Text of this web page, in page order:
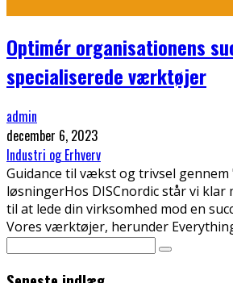
Optimér organisationens
specialiserede værktøjer
admin
december 6, 2023
Industri og Erhverv
Guidance til vækst og trivsel gennem
løsningerHos DISCnordic står vi
til at lede din virksomhed mod en
Vores værktøjer, herunder